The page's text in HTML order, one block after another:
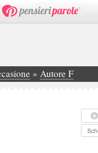
» Autore F